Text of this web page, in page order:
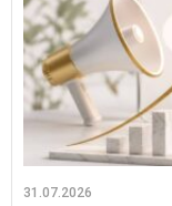
31.07.2026